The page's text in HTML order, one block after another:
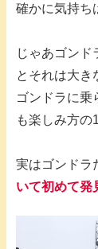
確かに気持ち
じゃあゴンド
とそれは大き
ゴンドラに乗
も楽しみ方の
実はゴンドラ
いて初めて発